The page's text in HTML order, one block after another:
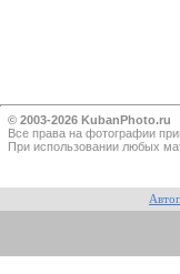
© 2003-2026 KubanPhoto.ru
Все прaва на фотографии
При использовании любых